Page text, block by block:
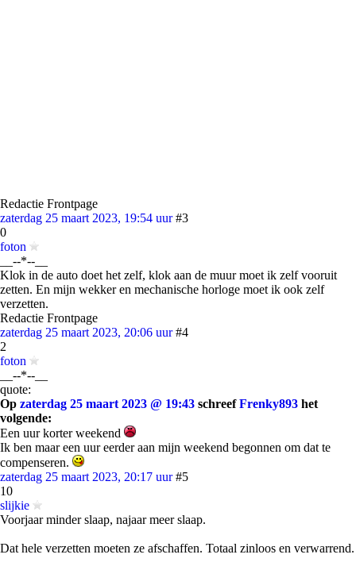
Redactie Frontpage
zaterdag 25 maart 2023, 19:54 uur #3
0
foton
__--*--__
Klok in de auto doet het zelf, klok aan de muur moet ik zelf vooruit
zetten. En mijn wekker en mechanische horloge moet ik ook zelf
verzetten.
Redactie Frontpage
zaterdag 25 maart 2023, 20:06 uur #4
2
foton
__--*--__
quote:
Op zaterdag 25 maart 2023 @ 19:43 schreefFrenky893 het
volgende:
Een uur korter weekend
Ik ben maar een uur eerder aan mijn weekend begonnen om dat te
compenseren.
zaterdag 25 maart 2023, 20:17 uur #5
10
slijkie
Voorjaar minder slaap, najaar meer slaap.
Dat hele verzetten moeten ze afschaffen. Totaal zinloos en verwarrend.